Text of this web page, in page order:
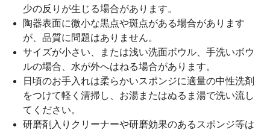
少の反りが生じる場合があります。
陶器表面に微小な黒点や斑点がある場合があります
が、品質に問題はありません。
サイズが小さい、または浅い洗面ボウル、手洗いボウ
ルの場合、水が外へはねる場合があります。
日頃のお手入れは柔らかいスポンジに適量の中性洗剤
をつけて軽く清掃し、お湯またはぬるま湯で洗い流し
てください。
研磨剤入りクリーナーや研磨効果のあるスポンジ等は